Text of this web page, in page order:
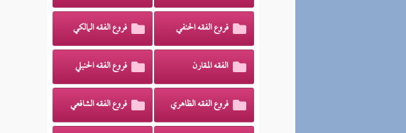
فروع الفقه الحنفي فروع الفقه المالكي
الفقه المقارن فروع الفقه الحنبلي
فروع الفقه الظاهري فروع الفقه الشافعي